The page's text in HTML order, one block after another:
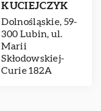
KUCIEJCZYK
Dolnośląskie, 59-
300 Lubin, ul.
Marii
Skłodowskiej-
Curie 182A